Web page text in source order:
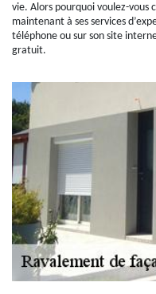
vie. Alors pourquoi voulez-vous
maintenant à ses services
téléphone ou sur son site
gratuit.